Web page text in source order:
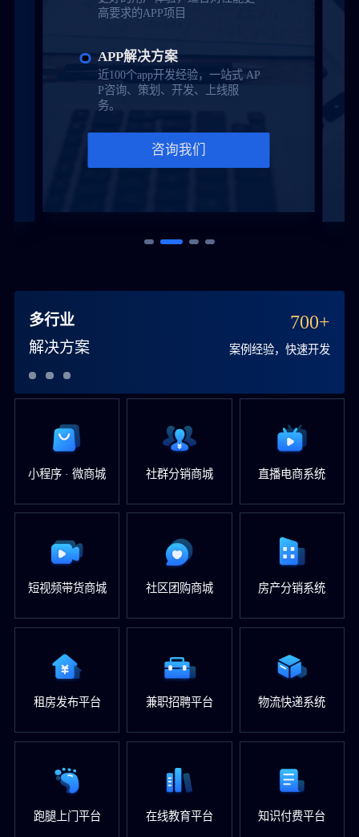
高要求的APP项目
APP解决方案
近100个app开发经验，一站式 AP
P咨询、策划、开发、上线服
务。
咨询我们
多行业
解决方案
700+
案例经验，快速开发
小程序 · 微商城 社群分销商城 直播电商系统
短视频带货商城 社区团购商城 房产分销系统
租房发布平台 兼职招聘平台 物流快递系统
跑腿上门平台 在线教育平台 知识付费平台